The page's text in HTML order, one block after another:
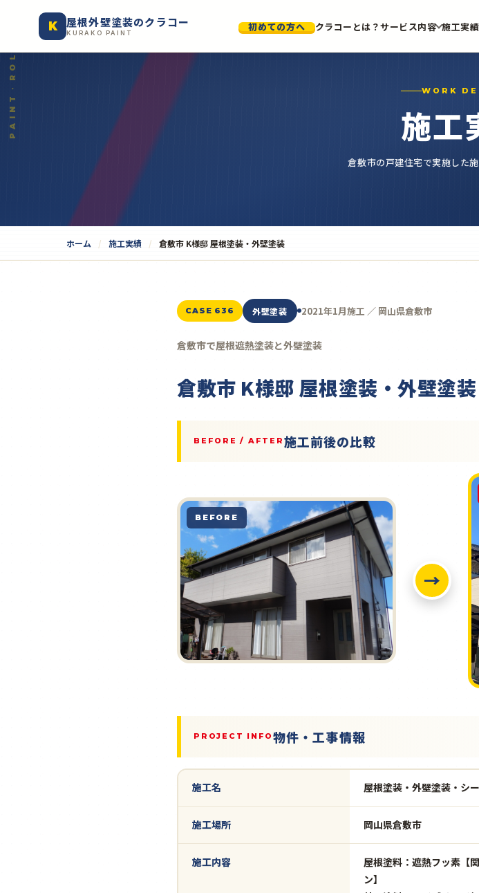
K 屋根外壁塗装のクラコー
KURAKO PAINT 初めての方へ クラコーとは？サービス内容 施工実績
WORK
施工
倉敷市の戸建住宅で実施した
ホーム 施工実績 倉敷市 K様邸 屋根塗装・外壁塗装
CASE 636 外壁塗装 2021年1月施工 ／ 岡山県倉敷市
倉敷市で屋根遮熱塗装と外壁塗装
倉敷市 K様邸 屋根塗装・外壁塗装
BEFORE / AFTER 施工前後の比較
BEFORE
→
PROJECT INFO物件・工事情報
施工名 屋根塗装・外壁塗装・シ
施工場所 岡山県倉敷市
施工内容
屋根塗料：遮熱フッ素【
ン】